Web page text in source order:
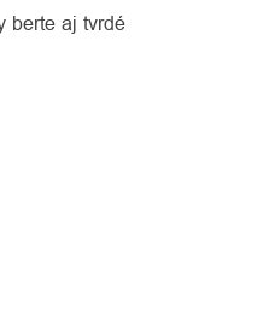
berte aj tvrdé